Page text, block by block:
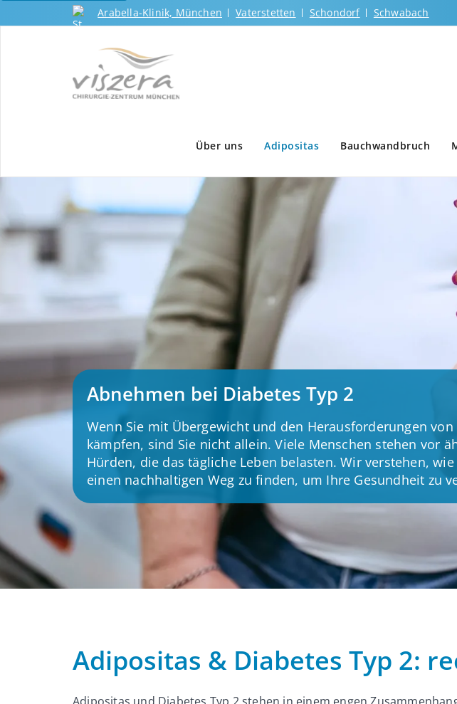
Arabella-Klinik, München Vaterstetten Schondorf Schwabach
Über uns Adipositas Bauchwandbruch
Abnehmen bei Diabetes Typ 2
Wenn Sie mit Übergewicht und den Herausforderungen von
kämpfen, sind Sie nicht allein. Viele Menschen stehen vor
Hürden, die das tägliche Leben belasten. Wir verstehen,
einen nachhaltigen Weg zu finden, um Ihre Gesundheit zu
Adipositas & Diabetes Typ 2: